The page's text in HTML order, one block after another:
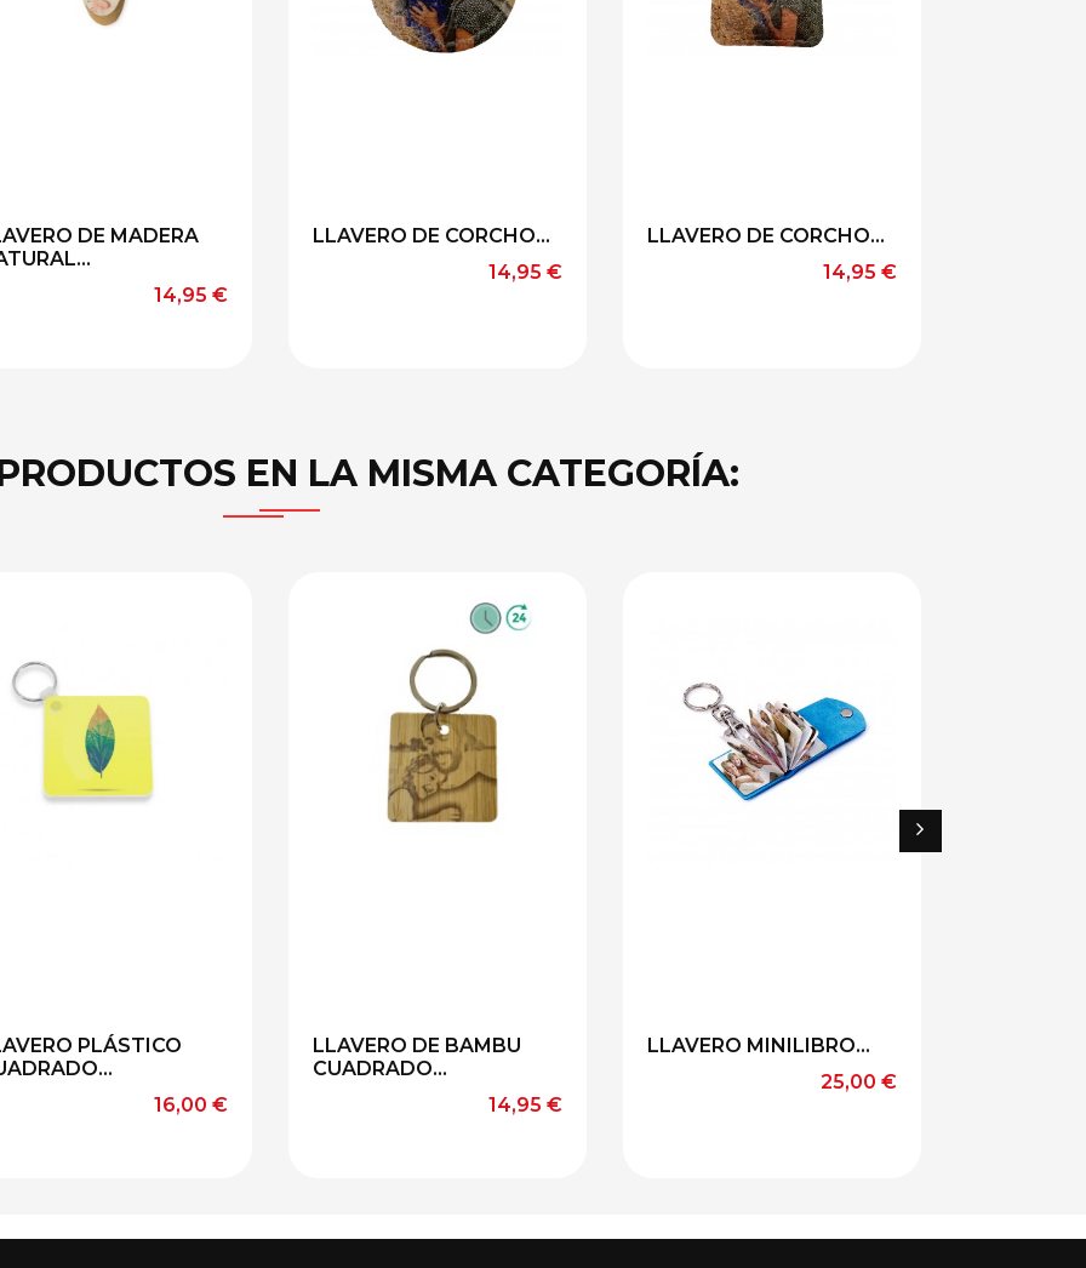
DE MADERA
Precio
14,95 €
LLAVERO DE CORCHO...
Precio
14,95 €
LLAVERO DE CORCHO...
Precio
14,95 €
EN LA MISMA CATEGORÍA:
PLÁSTICO
Precio
16,00 €
LLAVERO DE BAMBU
CUADRADO...
Precio
14,95 €
LLAVERO MINILIBRO...
Precio
25,00 €